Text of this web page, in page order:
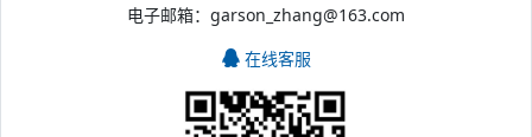
电子邮箱：garson_zhang@163.com
在线客服